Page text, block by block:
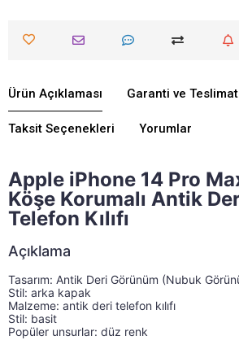
Ürün Açıklaması Garanti ve Teslimat
Taksit Seçenekleri Yorumlar
Apple iPhone 14 Pro
Köşe Korumalı Antik
Telefon Kılıfı
Açıklama
Türü:Yarım sarılmış durumda
Tasarım: Antik Deri Görünüm (Nubuk
Stil: arka kapak
Malzeme: antik deri telefon kılıfı
Stil: basit
Popüler unsurlar: düz renk